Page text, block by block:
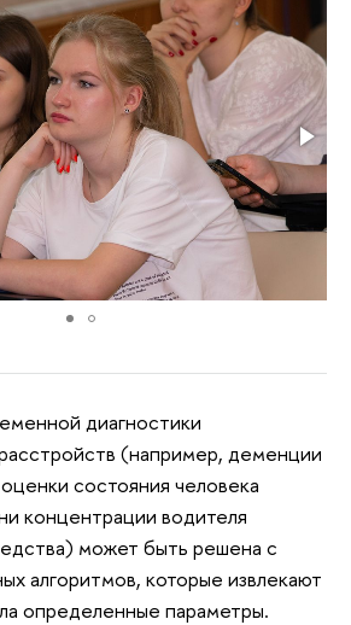
диагностики
(например, деменции
состояния человека
концентрации водителя
может быть решена с
алгоритмов, которые извлекают
определенные параметры.